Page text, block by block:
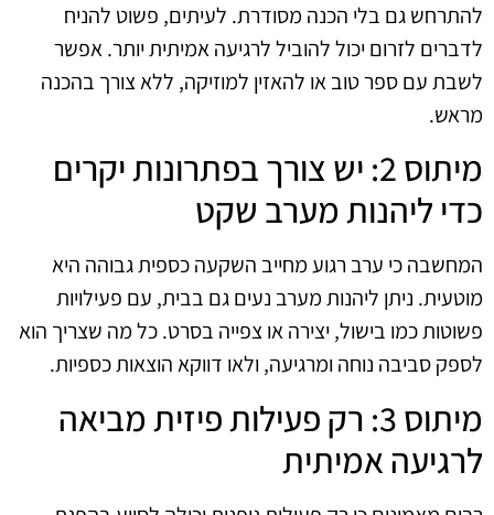
להתרחש גם בלי הכנה מסודרת. לעיתים, פשוט להניח
לדברים לזרום יכול להוביל לרגיעה אמיתית יותר. אפשר
לשבת עם ספר טוב או להאזין למוזיקה, ללא צורך בהכנה
מראש.
מיתוס 2: יש צורך בפתרונות יקרים
כדי ליהנות מערב שקט
המחשבה כי ערב רגוע מחייב השקעה כספית גבוהה היא
מוטעית. ניתן ליהנות מערב נעים גם בבית, עם פעילויות
פשוטות כמו בישול, יצירה או צפייה בסרט. כל מה שצריך הוא
לספק סביבה נוחה ומרגיעה, ולאו דווקא הוצאות כספיות.
מיתוס 3: רק פעילות פיזית מביאה
לרגיעה אמיתית